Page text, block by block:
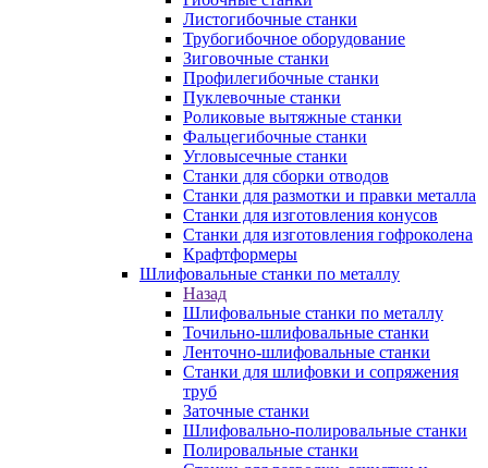
Листогибочные станки
Трубогибочное оборудование
Зиговочные станки
Профилегибочные станки
Пуклевочные станки
Роликовые вытяжные станки
Фальцегибочные станки
Угловысечные станки
Станки для сборки отводов
Станки для размотки и правки металла
Станки для изготовления конусов
Станки для изготовления гофроколена
Крафтформеры
Шлифовальные станки по металлу
Назад
Шлифовальные станки по металлу
Точильно-шлифовальные станки
Ленточно-шлифовальные станки
Станки для шлифовки и сопряжения
труб
Заточные станки
Шлифовально-полировальные станки
Полировальные станки